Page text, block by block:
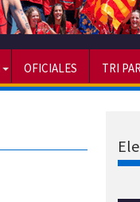
OFICIALES TRI